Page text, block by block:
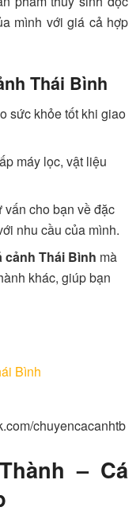
mình với giá cả hợp
Thái Bình
sức khỏe tốt khi giao
máy lọc, vật liệu
cho bạn về đặc
nhu cầu của mình.
cảnh Thái Bình mà
khác, giúp bạn
Bình
chuyencacanhtb
– Cá